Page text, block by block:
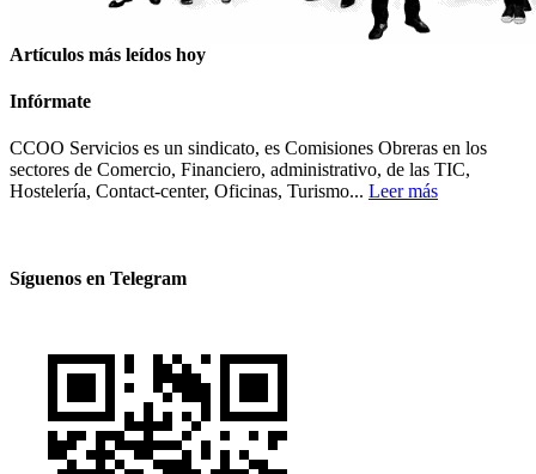
Artículos más leídos hoy
Infórmate
CCOO Servicios es un sindicato, es Comisiones Obreras en los
sectores de Comercio, Financiero, administrativo, de las TIC,
Hostelería, Contact-center, Oficinas, Turismo... Leer más
Síguenos en Telegram